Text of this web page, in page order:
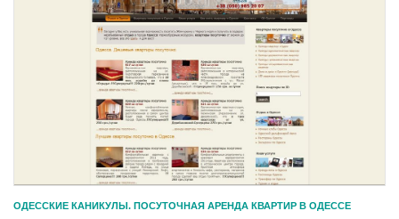
ОДЕССКИЕ КАНИКУЛЫ. ПОСУТОЧНАЯ АРЕНДА КВАРТИР В ОДЕССЕ